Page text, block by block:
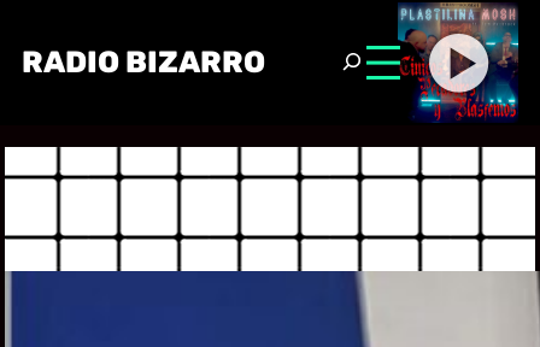
RADIO BIZARRO